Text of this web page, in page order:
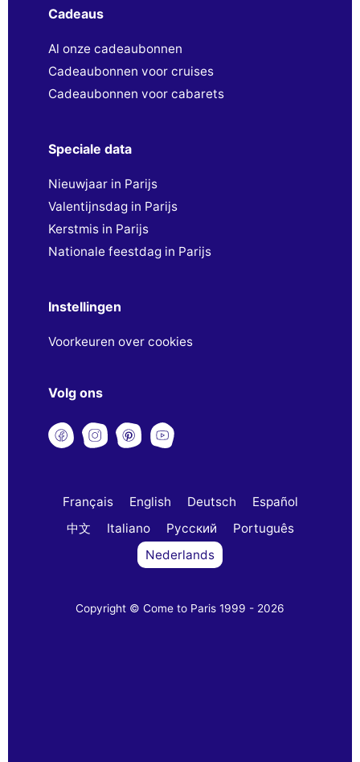
Cadeaus
Al onze cadeaubonnen
Cadeaubonnen voor cruises
Cadeaubonnen voor cabarets
Speciale data
Nieuwjaar in Parijs
Valentijnsdag in Parijs
Kerstmis in Parijs
Nationale feestdag in Parijs
Instellingen
Voorkeuren over cookies
Volg ons
Français English Deutsch
Español
中文
Italiano Русский
Português
Nederlands
Copyright © Come to Paris 1999 - 2026